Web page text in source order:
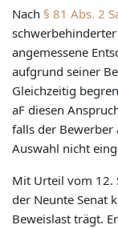
Nach § 81 Abs. 2
angemessene
aufgrund seiner
Gleichzeitig
aF diesen
falls der Bewerber
Auswahl nicht
Mit Urteil vom 12.
der Neunte Senat
Beweislast trägt.